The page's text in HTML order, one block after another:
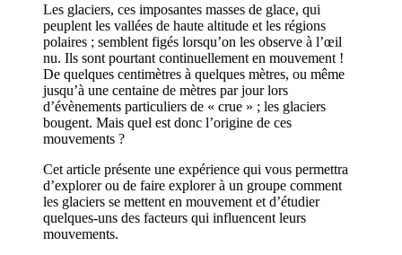
Les glaciers, ces imposantes masses de glace, qui
peuplent les vallées de haute altitude et les régions
polaires ; semblent figés lorsqu’on les observe à l’œil
nu. Ils sont pourtant continuellement en mouvement !
De quelques centimètres à quelques mètres, ou même
jusqu’à une centaine de mètres par jour lors
d’évènements particuliers de « crue » ; les glaciers
bougent. Mais quel est donc l’origine de ces
mouvements ?
Cet article présente une expérience qui vous permettra
d’explorer ou de faire explorer à un groupe comment
les glaciers se mettent en mouvement et d’étudier
quelques-uns des facteurs qui influencent leurs
mouvements.